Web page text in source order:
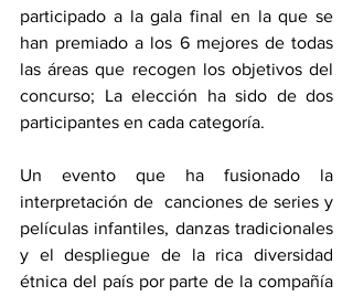
participado a la gala final en la que se
han premiado a los 6 mejores de todas
las áreas que recogen los objetivos del
concurso; La elección ha sido de dos
participantes en cada categoría.
Un evento que ha fusionado la
interpretación de  canciones de series y
películas infantiles, danzas tradicionales
y el despliegue de la rica diversidad
étnica del país por parte de la compañía